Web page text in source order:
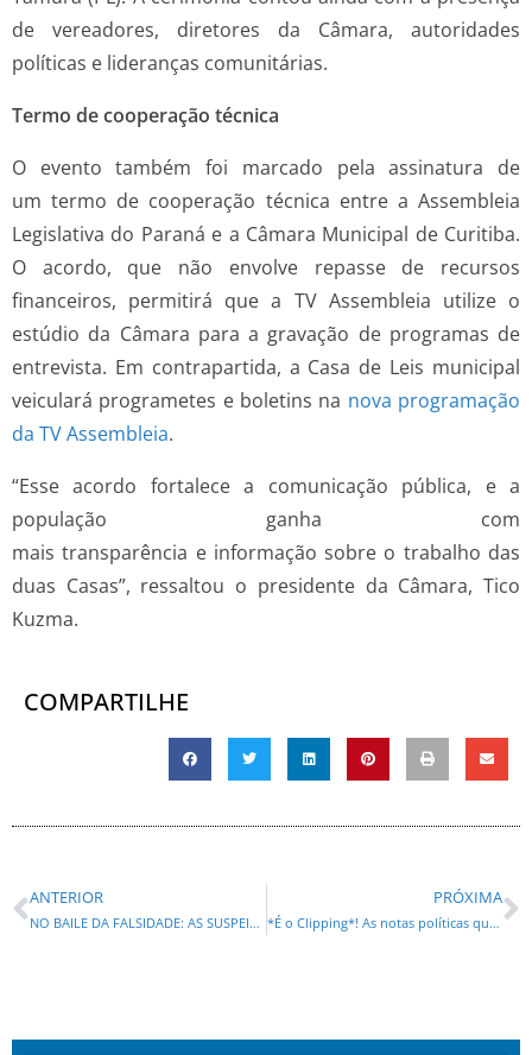
de vereadores, diretores da Câmara, autoridades
políticas e lideranças comunitárias.
Termo de cooperação técnica
O evento também foi marcado pela assinatura de
um termo de cooperação técnica entre a Assembleia
Legislativa do Paraná e a Câmara Municipal de Curitiba.
O acordo, que não envolve repasse de recursos
financeiros, permitirá que a TV Assembleia utilize o
estúdio da Câmara para a gravação de programas de
entrevista. Em contrapartida, a Casa de Leis municipal
veiculará programetes e boletins na nova programação
da TV Assembleia.
“Esse acordo fortalece a comunicação pública, e a
população ganha com
mais transparência e informação sobre o trabalho das
duas Casas”, ressaltou o presidente da Câmara, Tico
Kuzma.
COMPARTILHE
ANTERIOR
NO BAILE DA FALSIDADE: AS SUSPEITAS RELAÇÕES DE RONALDO CAIADO COM OS MINISTROS DO STF
PRÓXIMA
*É o Clipping*! As notas políticas que foram notícias esta quarta feira (27)!